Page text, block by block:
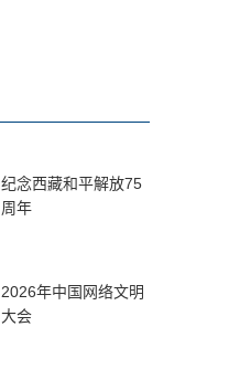
纪念西藏和平解放75
周年
2026年中国网络文明
大会